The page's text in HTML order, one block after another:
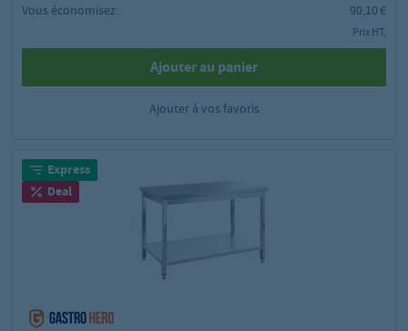
Vous économisez: 90,10 €
Prix HT,
Ajouter au panier
Ajouter à vos favoris
Express
Deal